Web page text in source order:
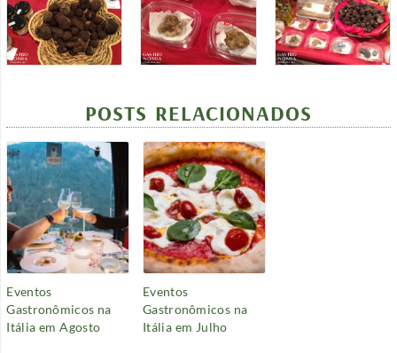
POSTS RELACIONADOS
Eventos
Gastronômicos na
Itália em Agosto
Eventos
Gastronômicos na
Itália em Julho